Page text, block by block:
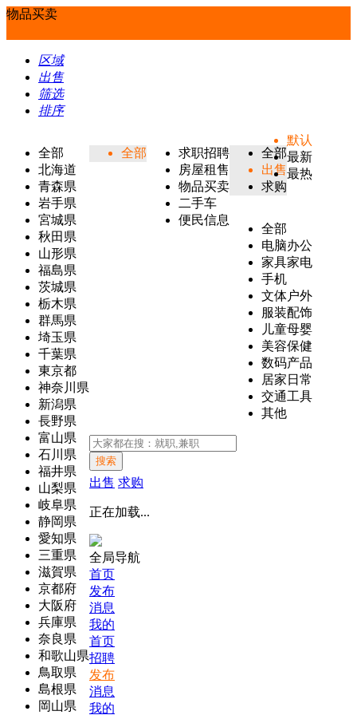
物品买卖
区域
出售
筛选
排序
全部
北海道
青森県
岩手県
宮城県
秋田県
山形県
福島県
茨城県
栃木県
群馬県
埼玉県
千葉県
東京都
神奈川県
新潟県
長野県
富山県
石川県
福井県
山梨県
岐阜県
静岡県
愛知県
三重県
滋賀県
京都府
大阪府
兵庫県
奈良県
和歌山県
鳥取県
島根県
岡山県
全部
求职招聘
房屋租售
物品买卖
二手车
便民信息
全部
出售
求购
全部
电脑办公
家具家电
手机
文体户外
服装配饰
儿童母婴
美容保健
数码产品
居家日常
交通工具
其他
默认
最新
最热
搜索
出售 求购
正在加载...
全局导航
首页
发布
消息
我的
首页
招聘
发布
消息
我的